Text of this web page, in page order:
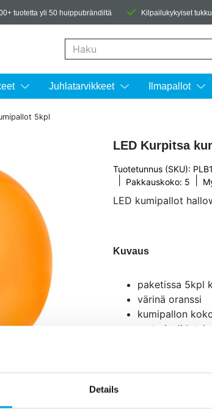
Details
tuotetta yli 50 huippubrändiltä Kilpailukykyiset
Juhlatarvikkeet Ilmapallot
5kpl
LED Kurpitsa
Tuotetunnus (SKU): PLB1
Pakkauskoko: 5
LED kumipallot
Kuvaus
paketissa 5kpl
värinä oranssi
kumipallon
materiaali
valo palaa